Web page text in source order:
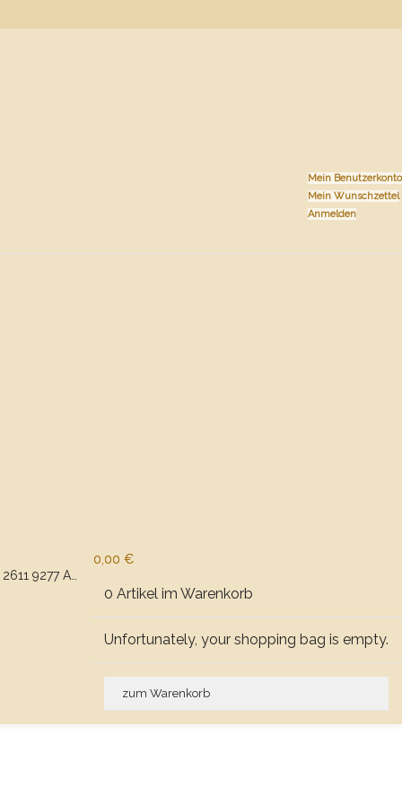
Mein Benutzerkonto
Mein Wunschzettel
Anmelden
0,00 €
0 Artikel im Warenkorb
Unfortunately, your shopping bag is empty.
zum Warenkorb